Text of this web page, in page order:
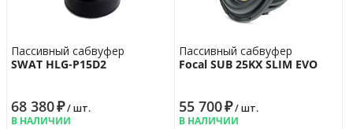
Цвет
черный, желтый
Возврат
Гарантия
Пассивный сабвуфер
SWAT HLG-P15D2
68 380₽/ шт.
В НАЛИЧИИ
Пассивный сабвуфер
Focal SUB 25KX SLIM EVO
55 700₽/ шт.
В НАЛИЧИИ